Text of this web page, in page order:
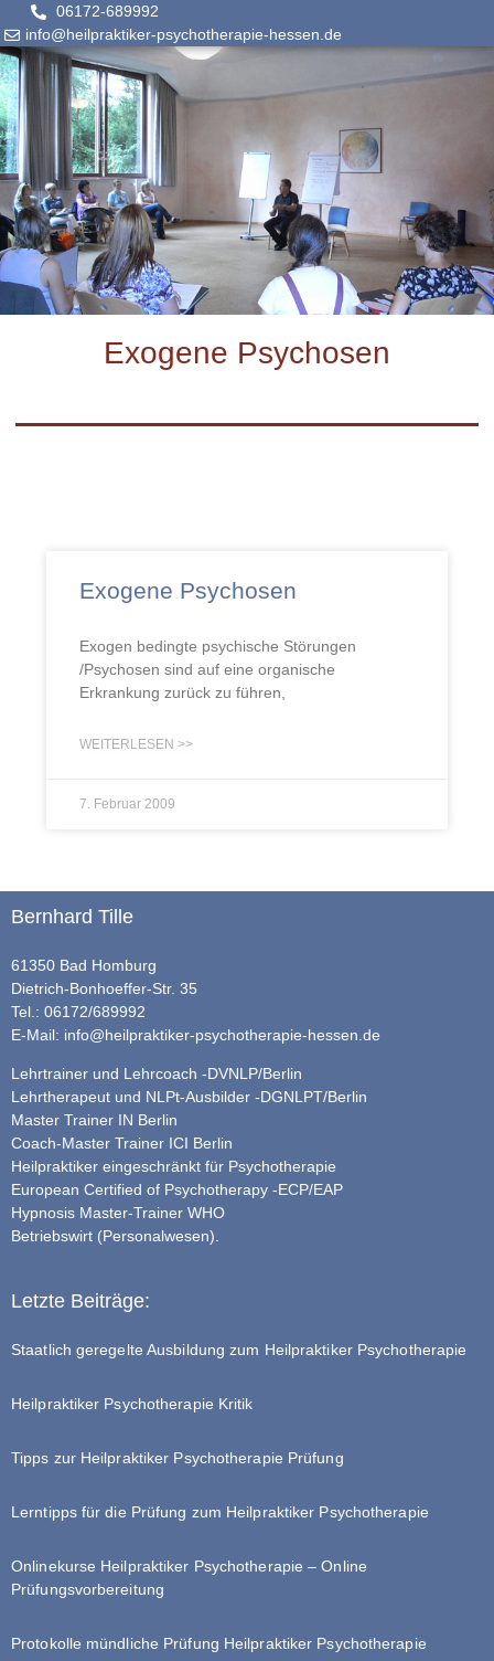
06172-689992
info@heilpraktiker-psychotherapie-hessen.de
Exogene Psychosen
Exogene Psychosen
Exogen bedingte psychische Störungen
/Psychosen sind auf eine organische
Erkrankung zurück zu führen,
WEITERLESEN >>
7. Februar 2009
Bernhard Tille
61350 Bad Homburg
Dietrich-Bonhoeffer-Str. 35
Tel.: 06172/689992
E-Mail: info@heilpraktiker-psychotherapie-hessen.de
Lehrtrainer und Lehrcoach -DVNLP/Berlin
Lehrtherapeut und NLPt-Ausbilder -DGNLPT/Berlin
Master Trainer IN Berlin
Coach-Master Trainer ICI Berlin
Heilpraktiker eingeschränkt für Psychotherapie
European Certified of Psychotherapy -ECP/EAP
Hypnosis Master-Trainer WHO
Betriebswirt (Personalwesen).
Letzte Beiträge:
Staatlich geregelte Ausbildung zum Heilpraktiker Psychotherapie
Heilpraktiker Psychotherapie Kritik
Tipps zur Heilpraktiker Psychotherapie Prüfung
Lerntipps für die Prüfung zum Heilpraktiker Psychotherapie
Onlinekurse Heilpraktiker Psychotherapie – Online
Prüfungsvorbereitung
Protokolle mündliche Prüfung Heilpraktiker Psychotherapie